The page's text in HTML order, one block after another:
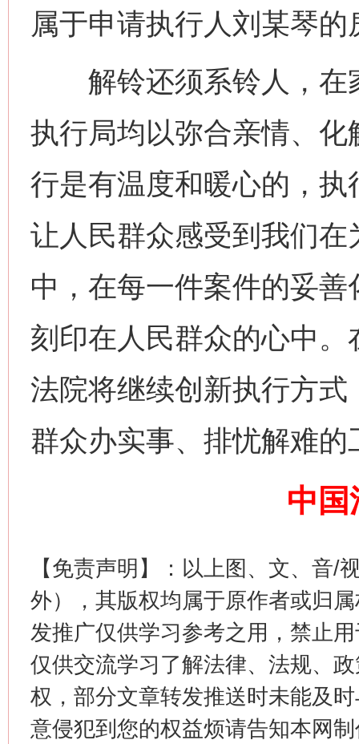
属于申请执行人刘某琴的
解铃还须系铃人，在
执行局均以弥合亲情、
行是有温度和暖心的，
让人民群众感受到我们
中，在每一件案件的妥
刻印在人民群众的心中
法院将继续创新执行方
群众办实事、排忧解难的
中国
【免责声明】：以上图、文、音/
外），其版权均属于原作者或归
发推广仅供学习参考之用，禁止
仅供交流学习了解法律、法规、
权，部分文章转发推送时未能及
意侵犯到您的权益烦请告知本网
在谋一域中谋全局
今
习近平的博鳌关键词
魏明亮
“刷贴”乱象丛生
生